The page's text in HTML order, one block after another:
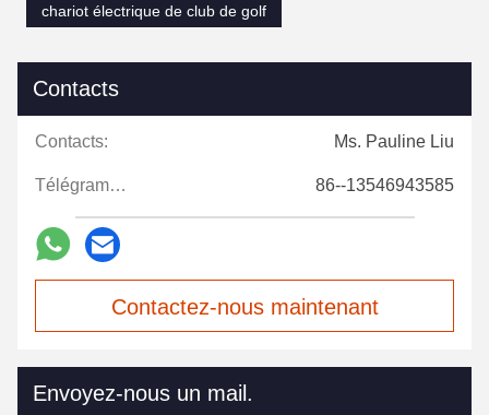
chariot électrique de club de golf
Contacts
Contacts: Ms. Pauline Liu
Télégramme: 86--13546943585
Contactez-nous maintenant
Envoyez-nous un mail.